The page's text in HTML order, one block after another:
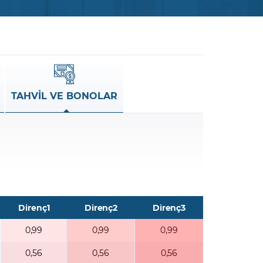
TAHVİL VE BONOLAR
Direnç1 Direnç2
Direnç3
0,99 0,99 0,99
0,56 0,56 0,56